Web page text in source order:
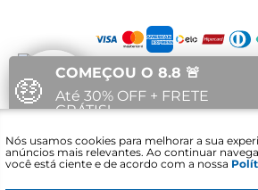
Comércio e Serviços LTDA Avenida
Nós usamos cookies para melhorar a sua
anúncios mais relevantes. Ao continuar
você está ciente e de acordo com a nossa
Fale com um
especialista
🤑
COMEÇOU O 8.8 🚨
Até 30% OFF + FRETE
GRÁTIS!
Vai acabar em: 04 15